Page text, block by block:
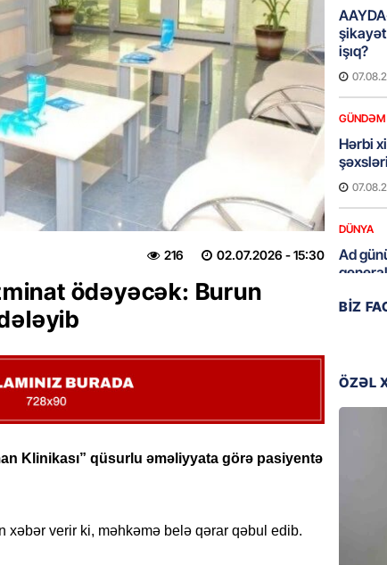
02.07.2026 - 15:30
216
ödəyəcək: Burun
Klinikası” qüsurlu əməliyyata görə pasiyentə
xəbər verir ki, məhkəmə belə qərar qəbul edib.
şikayət
işıq?
GÜNDƏM
Hərbi
DÜNYA
Ad
bağlı
Çin
BIZ
ÖZƏL